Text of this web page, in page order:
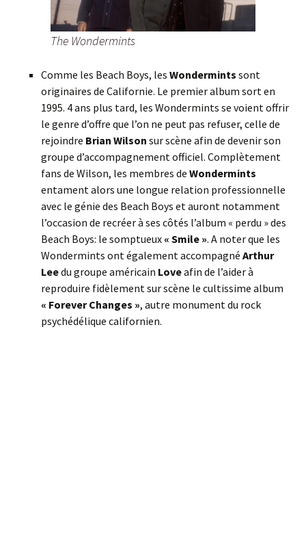
The Wondermints
Comme les Beach Boys, les Wondermints sont
originaires de Californie. Le premier album sort en
1995. 4 ans plus tard, les Wondermints se voient offrir
le genre d’offre que l’on ne peut pas refuser, celle de
rejoindre Brian Wilson sur scène afin de devenir son
groupe d’accompagnement officiel. Complètement
fans de Wilson, les membres de Wondermints
entament alors une longue relation professionnelle
avec le génie des Beach Boys et auront notamment
l’occasion de recréer à ses côtés l’album « perdu » des
Beach Boys: le somptueux « Smile ». A noter que les
Wondermints ont également accompagné Arthur
Leedu groupe américain Loveafin de l’aider à
reproduire fidèlement sur scène le cultissime album
« Forever Changes », autre monument du rock
psychédélique californien.